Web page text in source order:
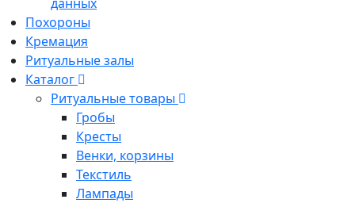
Похороны
Кремация
Ритуальные залы
Каталог
Ритуальные товары
Гробы
Кресты
Венки, корзины
Текстиль
Лампады